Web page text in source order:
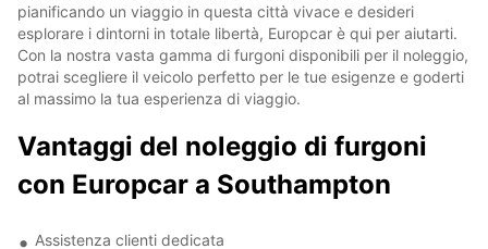
pianificando un viaggio in questa città vivace e desideri
esplorare i dintorni in totale libertà, Europcar è qui per aiutarti.
Con la nostra vasta gamma di furgoni disponibili per il noleggio,
potrai scegliere il veicolo perfetto per le tue esigenze e goderti
al massimo la tua esperienza di viaggio.
Vantaggi del noleggio di furgoni
con Europcar a Southampton
Assistenza clienti dedicata